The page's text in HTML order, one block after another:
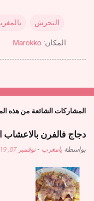
التحرش
المكان: Marokko
المشاركات الشائعة من هذه
دجاج فالفرن بالاعشاب
بواسطة يامغرب -نوفمبر 07, 2019